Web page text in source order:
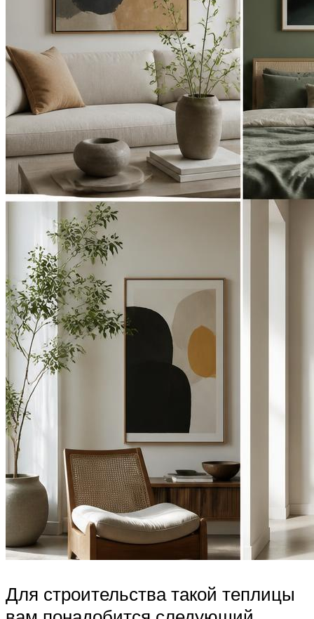
Для строительства такой теплицы